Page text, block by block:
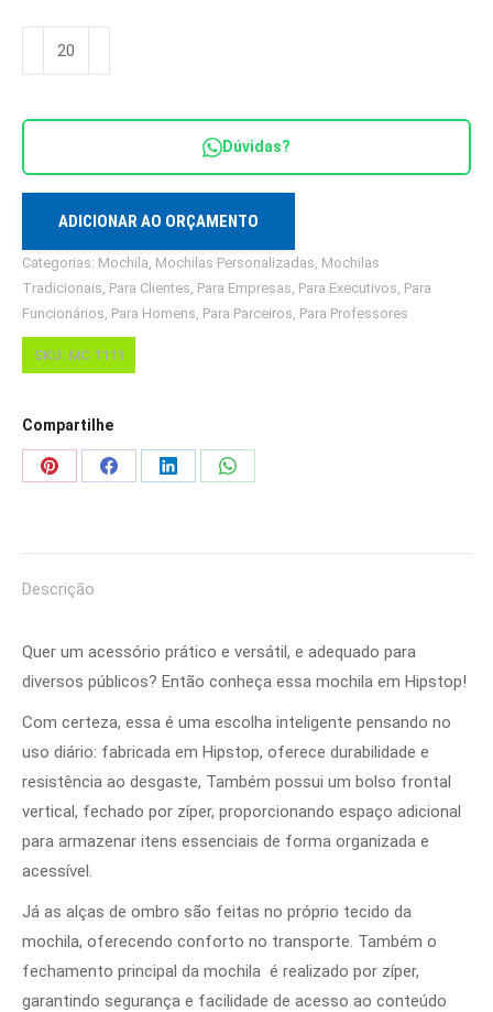
Mochila
Ref.
1111
Dúvidas?
ADICIONAR AO ORÇAMENTO
Categorias: Mochila, Mochilas Personalizadas, Mochilas
Tradicionais, Para Clientes, Para Empresas, Para Executivos, Para
Funcionários, Para Homens, Para Parceiros, Para Professores
SKU: MC 1111
Compartilhe
Share
Share
Share
Share
Descrição
Quer um acessório prático e versátil, e adequado para
diversos públicos? Então conheça essa mochila em Hipstop!
Com certeza, essa é uma escolha inteligente pensando no
uso diário: fabricada em Hipstop, oferece durabilidade e
resistência ao desgaste, Também possui um bolso frontal
vertical, fechado por zíper, proporcionando espaço adicional
para armazenar itens essenciais de forma organizada e
acessível.
Já as alças de ombro são feitas no próprio tecido da
mochila, oferecendo conforto no transporte. Também o
fechamento principal da mochila é realizado por zíper,
garantindo segurança e facilidade de acesso ao conteúdo